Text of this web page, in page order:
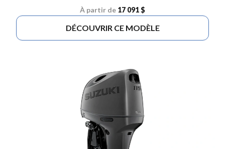
À partir de 17 091 $
DÉCOUVRIR CE MODÈLE